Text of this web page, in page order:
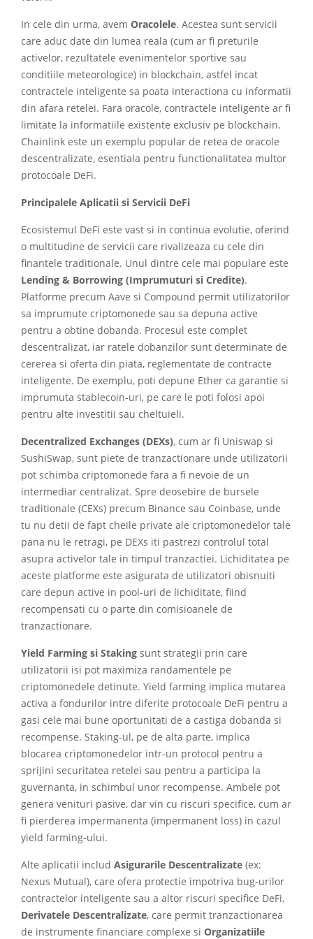
In cele din urma, avem Oracolele. Acestea sunt servicii
care aduc date din lumea reala (cum ar fi preturile
activelor, rezultatele evenimentelor sportive sau
conditiile meteorologice) in blockchain, astfel incat
contractele inteligente sa poata interactiona cu informatii
din afara retelei. Fara oracole, contractele inteligente ar fi
limitate la informatiile existente exclusiv pe blockchain.
Chainlink este un exemplu popular de retea de oracole
descentralizate, esentiala pentru functionalitatea multor
protocoale DeFi.
Principalele Aplicatii si Servicii DeFi
Ecosistemul DeFi este vast si in continua evolutie, oferind
o multitudine de servicii care rivalizeaza cu cele din
finantele traditionale. Unul dintre cele mai populare este
Lending & Borrowing (Imprumuturi si Credite).
Platforme precum Aave si Compound permit utilizatorilor
sa imprumute criptomonede sau sa depuna active
pentru a obtine dobanda. Procesul este complet
descentralizat, iar ratele dobanzilor sunt determinate de
cererea si oferta din piata, reglementate de contracte
inteligente. De exemplu, poti depune Ether ca garantie si
imprumuta stablecoin-uri, pe care le poti folosi apoi
pentru alte investitii sau cheltuieli.
Decentralized Exchanges (DEXs), cum ar fi Uniswap si
SushiSwap, sunt piete de tranzactionare unde utilizatorii
pot schimba criptomonede fara a fi nevoie de un
intermediar centralizat. Spre deosebire de bursele
traditionale (CEXs) precum Binance sau Coinbase, unde
tu nu detii de fapt cheile private ale criptomonedelor tale
pana nu le retragi, pe DEXs iti pastrezi controlul total
asupra activelor tale in timpul tranzactiei. Lichiditatea pe
aceste platforme este asigurata de utilizatori obisnuiti
care depun active in pool-uri de lichiditate, fiind
recompensati cu o parte din comisioanele de
tranzactionare.
Yield Farming si Staking sunt strategii prin care
utilizatorii isi pot maximiza randamentele pe
criptomonedele detinute. Yield farming implica mutarea
activa a fondurilor intre diferite protocoale DeFi pentru a
gasi cele mai bune oportunitati de a castiga dobanda si
recompense. Staking-ul, pe de alta parte, implica
blocarea criptomonedelor intr-un protocol pentru a
sprijini securitatea retelei sau pentru a participa la
guvernanta, in schimbul unor recompense. Ambele pot
genera venituri pasive, dar vin cu riscuri specifice, cum ar
fi pierderea impermanenta (impermanent loss) in cazul
yield farming-ului.
Alte aplicatii includ Asigurarile Descentralizate (ex:
Nexus Mutual), care ofera protectie impotriva bug-urilor
contractelor inteligente sau a altor riscuri specifice DeFi,
Derivatele Descentralizate, care permit tranzactionarea
de instrumente financiare complexe si Organizatiile